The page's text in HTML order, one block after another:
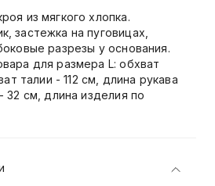
из мягкого хлопка.
застежка на пуговицах,
разрезы у основания.
для размера L: обхват
талии - 112 см, длина рукава
32 см, длина изделия по